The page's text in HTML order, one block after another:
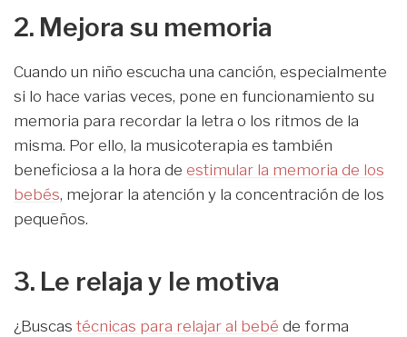
2. Mejora su memoria
Cuando un niño escucha una canción, especialmente
si lo hace varias veces, pone en funcionamiento su
memoria para recordar la letra o los ritmos de la
misma. Por ello, la musicoterapia es también
beneficiosa a la hora de estimular la memoria de los
bebés, mejorar la atención y la concentración de los
pequeños.
3. Le relaja y le motiva
¿Buscas técnicas para relajar al bebé de forma